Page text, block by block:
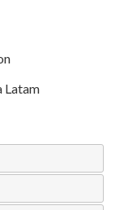
Latam